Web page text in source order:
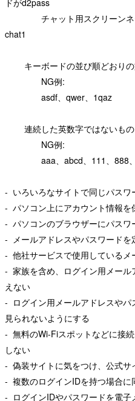
チャット用スクリーンネー
chat1
キーボードの並び順どおりの
NG例:
asdf、qwer、1qaz
連続した英数字ではないもの
NG例:
aaa、abcd、111、888、
- いろいろなサイトで同じパスワ
- パソコン上にアカウント情報を
- パソコンのブラウザーにパスワ
- メールアドレスやパスワードを
- 他社サービスで使用しているメ
- 家族を含め、ログイン用メール
えない
- ログイン用メールアドレスやパ
見られないようにする
- 無料のWi-Fiスポットなどに接
しない
- 偽装サイトに気をつけ、公式サ
- 複数のログインIDを持つ場合に
- ログインIDやパスワードを電子